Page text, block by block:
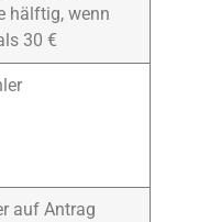
hälftig, wenn
30 €
auf Antrag